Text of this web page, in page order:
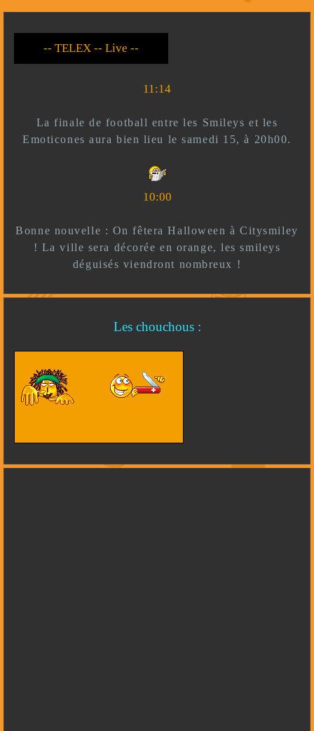
-- Live --- TELEX --
-- *)^^(* --
11:14
La finale de football entre les Smileys et les
Emoticones aura bien lieu le samedi 15, à 20h00.
10:00
Bonne nouvelle : On fêtera Halloween à Citysmiley
! La ville sera décorée en orange, les smileys
déguisés viendront nombreux !
Les chouchous :